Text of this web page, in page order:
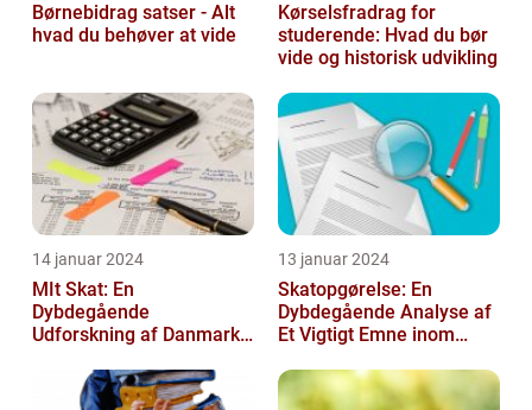
Børnebidrag satser - Alt
hvad du behøver at vide
Kørselsfradrag for
studerende: Hvad du bør
vide og historisk udvikling
14 januar 2024
MIt Skat: En
Dybdegående
Udforskning af Danmarks
13 januar 2024
Skatopgørelse: En
Dybdegående Analyse af
Et Vigtigt Emne inom